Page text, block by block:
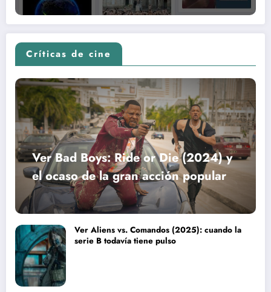
Críticas de cine
Ver Bad Boys: Ride or Die (2024) y
el ocaso de la gran acción popular
Ver Aliens vs. Comandos (2025): cuando la
serie B todavía tiene pulso